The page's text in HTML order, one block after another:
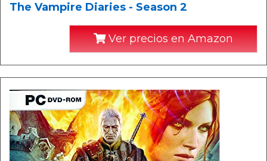
The Vampire Diaries - Season 2
Ver precios en Amazon